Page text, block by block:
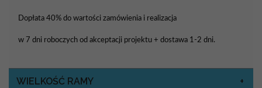
Dopłata 40% do wartości zamówienia i realizacja
w 7 dni roboczych od akceptacji projektu + dostawa 1-2 dni.
WIELKOŚĆ RAMY